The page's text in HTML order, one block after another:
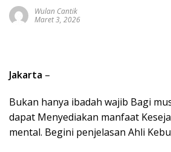
Wulan Cantik
Maret 3, 2026
Jakarta –
Bukan hanya ibadah wajib Bagi
dapat Menyediakan manfaat
mental. Begini penjelasan Ahli